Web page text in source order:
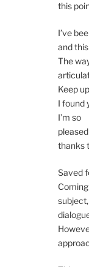
this
I’ve
and
The
Keep
I found
I’m so
thanks
Saved